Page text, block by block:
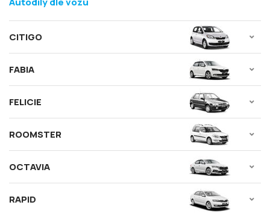
CITIGO
FABIA
FELICIE
ROOMSTER
OCTAVIA
RAPID